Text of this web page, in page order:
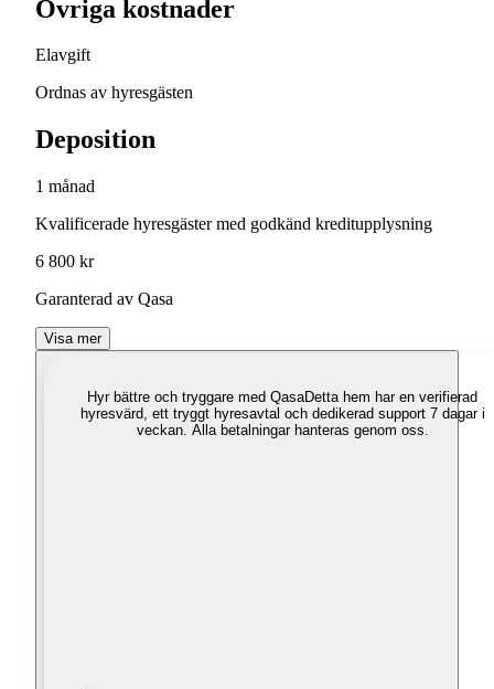
Övriga kostnader
Elavgift
Ordnas av hyresgästen
Deposition
1 månad
Kvalificerade hyresgäster med godkänd kreditupplysning
6 800 kr
Garanterad av Qasa
Visa mer
Hyr bättre och tryggare med QasaDetta hem har en verifierad
hyresvärd, ett tryggt hyresavtal och dedikerad support 7 dagar i
veckan. Alla betalningar hanteras genom oss.